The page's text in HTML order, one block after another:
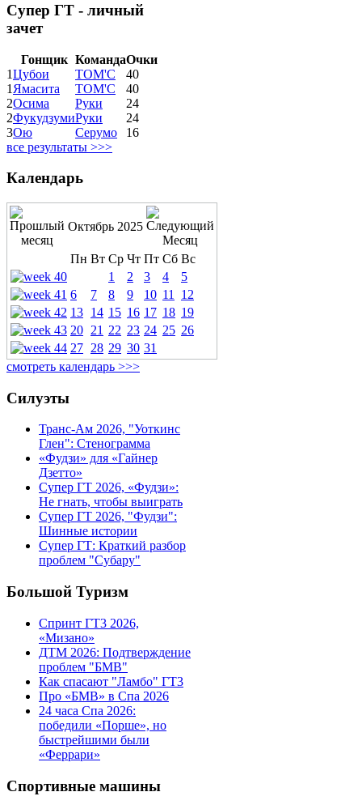
Супер ГТ - личный
зачет
Гонщик КомандаОчки
1Цубои ТОМ'С
40
1 Ямасита ТОМ'С
40
2Осима Руки
24
2ФукудзумиРуки
24
3Ою Серумо
16
все результаты >>>
Календарь
Октябрь 2025
Пн Вт Ср Чт Пт Сб Вс
1
2 3 4
5
6
7 8 9 10 11
12
13 14 15 16 17 18 19
20 21 22 23 24 25 26
27 28 29 30 31
смотреть календарь >>>
Силуэты
Транс-Ам 2026, "Уоткинс
Глен": Стенограмма
«Фудзи» для «Гайнер
Дзетто»
Супер ГТ 2026, «Фудзи»:
Не гнать, чтобы выиграть
Супер ГТ 2026, "Фудзи":
Шинные истории
Супер ГТ: Краткий разбор
проблем "Субару"
Большой Туризм
Спринт ГТ3 2026,
«Мизано»
ДТМ 2026: Подтверждение
проблем "БМВ"
Как спасают "Ламбо" ГТ3
Про «БМВ» в Спа 2026
24 часа Спа 2026:
победили «Порше», но
быстрейшими были
«Феррари»
Спортивные машины